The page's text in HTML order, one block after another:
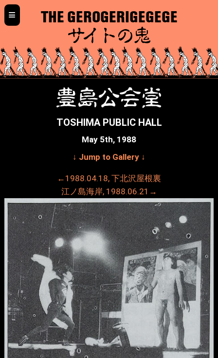
≡ THE GEROGERIGEGEGE
サイトの鬼
豊島公会堂
←1988.04.18, 下北沢屋根裏
TOSHIMA PUBLIC HALL
May 5th, 1988
↓ Jump to Gallery ↓
江ノ島海岸, 1988.06.21→